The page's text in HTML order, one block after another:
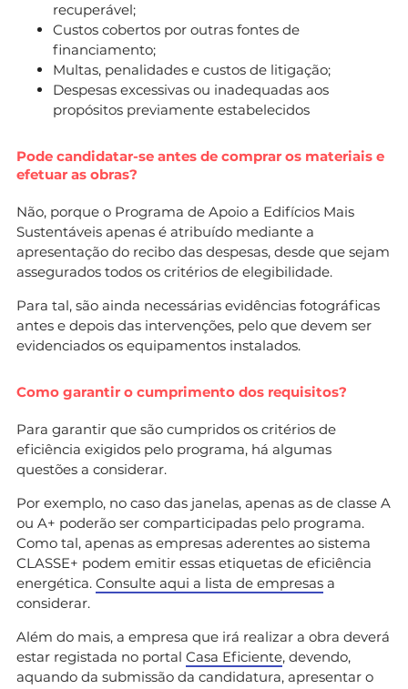
recuperável;
Custos cobertos por outras fontes de
financiamento;
Multas, penalidades e custos de litigação;
Despesas excessivas ou inadequadas aos
propósitos previamente estabelecidos
Pode candidatar-se antes de comprar os materiais e
efetuar as obras?
Não, porque o Programa de Apoio a Edifícios Mais
Sustentáveis apenas é atribuído mediante a
apresentação do recibo das despesas, desde que sejam
assegurados todos os critérios de elegibilidade.
Para tal, são ainda necessárias evidências fotográficas
antes e depois das intervenções, pelo que devem ser
evidenciados os equipamentos instalados.
Como garantir o cumprimento dos requisitos?
Para garantir que são cumpridos os critérios de
eficiência exigidos pelo programa, há algumas
questões a considerar.
Por exemplo, no caso das janelas, apenas as de classe A
ou A+ poderão ser comparticipadas pelo programa.
Como tal, apenas as empresas aderentes ao sistema
CLASSE+ podem emitir essas etiquetas de eficiência
energética. Consulte aqui a lista de empresas a
considerar.
Além do mais, a empresa que irá realizar a obra deverá
estar registada no portal Casa Eficiente, devendo,
aquando da submissão da candidatura, apresentar o